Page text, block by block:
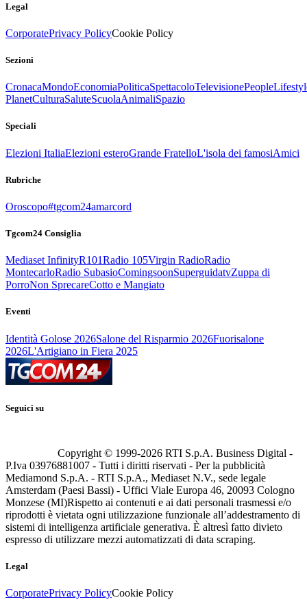
Legal
CorporatePrivacy PolicyCookie Policy
Sezioni
CronacaMondoEconomiaPoliticaSpettacoloTelevisionePeople
PlanetCulturaSaluteScuolaAnimaliSpazio
Speciali
Elezioni ItaliaElezioni esteroGrande FratelloL'isola dei famosiAmici
Rubriche
Oroscopo#tgcom24amarcord
Tgcom24 Consiglia
Mediaset InfinityR101Radio 105Virgin RadioRadio
MontecarloRadio SubasioComingsoonSuperguidatvZuppa di
PorroNon SprecareCotto e Mangiato
Eventi
Identità Golose 2026Salone del Risparmio 2026Fuorisalone
2026L'Artigiano in Fiera 2025
Seguici su
Copyright © 1999-2026 RTI S.p.A. Business Digital -
P.Iva 03976881007 - Tutti i diritti riservati - Per la pubblicità
Mediamond S.p.A. - RTI S.p.A., Mediaset N.V., sede legale
Amsterdam (Paesi Bassi) - Uffici Viale Europa 46, 20093 Cologno
Monzese (MI)Rispetto ai contenuti e ai dati personali trasmessi e/o
riprodotti è vietata ogni utilizzazione funzionale all’addestramento di
sistemi di intelligenza artificiale generativa. È altresì fatto divieto
espresso di utilizzare mezzi automatizzati di data scraping.
Legal
CorporatePrivacy PolicyCookie Policy